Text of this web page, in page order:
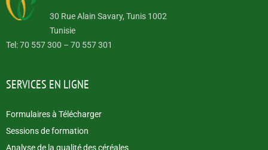
30 Rue Alain Savary, Tunis 1002
Tunisie
Tel: 70 557 300 – 70 557 301
SERVICES EN LIGNE
Formulaires à Télécharger
Sessions de formation
Analyse de la qualité des céréales